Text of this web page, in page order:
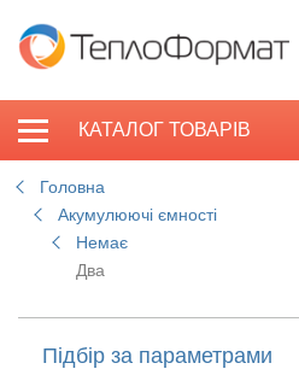
КАТАЛОГ ТОВАРІВ
Головна
Акумулюючі ємності
Немає
Два
Підбір за параметрами